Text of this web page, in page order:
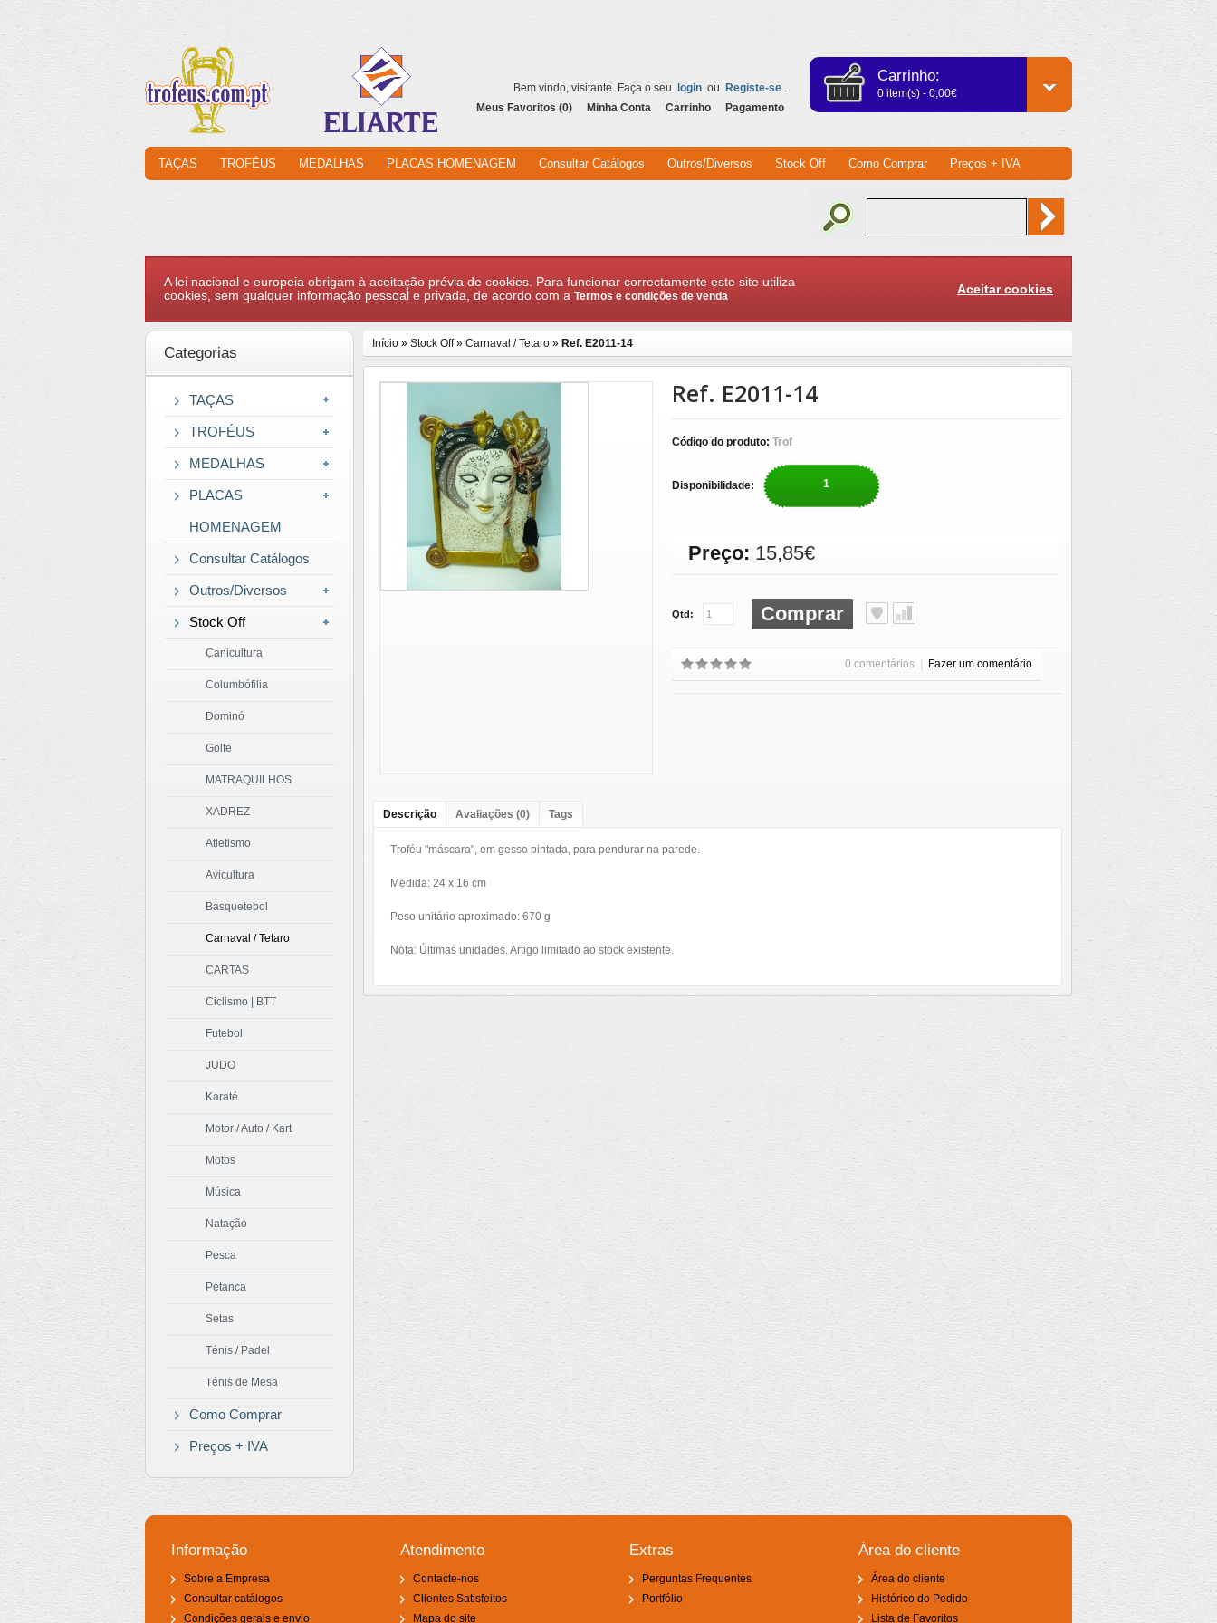
Meus Favoritos (0) Minha Conta Carrinho Pagamento
Bem vindo, visitante. Faça o seu login ou Registe-se .
Carrinho:
0 item(s) - 0,00€
TAÇAS TROFÉUS MEDALHAS PLACAS HOMENAGEM Consultar Catálogos Outros/Diversos Stock Off Como Comprar Preços + IVA
Aceitar cookies
A lei nacional e europeia obrigam à aceitação prévia de cookies. Para funcionar correctamente este site utiliza
cookies, sem qualquer informação pessoal e privada, de acordo com a Termos e condições de venda
Categorias
TAÇAS
TROFÉUS
MEDALHAS
PLACAS
HOMENAGEM
Consultar Catálogos
Outros/Diversos
Stock Off
Canicultura
Columbófilia
Dominó
Golfe
MATRAQUILHOS
XADREZ
Atletismo
Avicultura
Basquetebol
Carnaval / Tetaro
CARTAS
Ciclismo | BTT
Futebol
JUDO
Karaté
Motor / Auto / Kart
Motos
Música
Natação
Pesca
Petanca
Setas
Ténis / Padel
Ténis de Mesa
Como Comprar
Preços + IVA
Início » Stock Off» Carnaval / Tetaro » Ref. E2011-14
Ref. E2011-14
Código do produto: Trof
Disponibilidade: 1
Preço: 15,85€
Qtd: Comprar
0 comentários Fazer um comentário
Descrição Avaliações (0) Tags
Troféu "máscara", em gesso pintada, para pendurar na parede.
Medida: 24 x 16 cm
Peso unitário aproximado: 670 g
Nota: Últimas unidades. Artigo limitado ao stock existente.
Informação
Sobre a Empresa
Consultar catálogos
Condições gerais e envio
Atendimento
Contacte-nos
Clientes Satisfeitos
Mapa do site
Extras
Perguntas Frequentes
Portfólio
Área do cliente
Área do cliente
Histórico do Pedido
Lista de Favoritos